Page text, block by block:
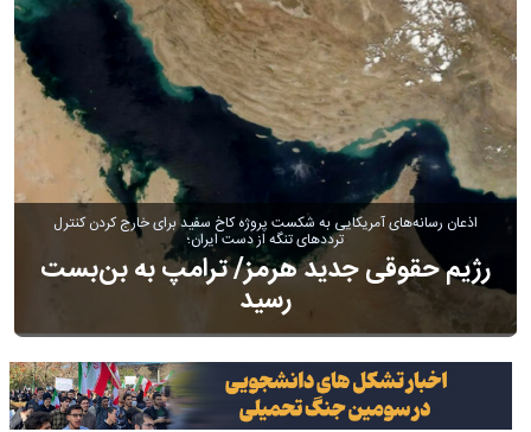
اذعان رسانه‌های آمریکایی به شکست پروژه کاخ سفید برای خارج کردن کنترل
تردد‌های تنگه از دست ایران؛
رژیم حقوقی جدید هرمز/ ترامپ به بن‌بست
رسید